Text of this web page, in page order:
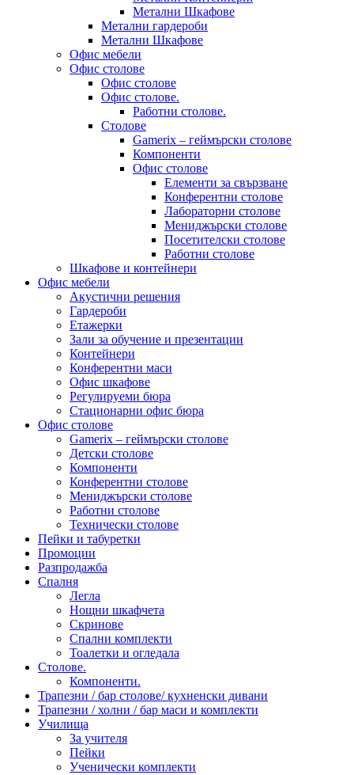
Метални Шкафове
Метални гардероби
Метални Шкафове
Офис мебели
Офис столове
Офис столове
Офис столове.
Работни столове.
Столове
Gamerix – геймърски столове
Компоненти
Офис столове
Елементи за свързване
Конферентни столове
Лабораторни столове
Мениджърски столове
Посетителски столове
Работни столове
Шкафове и контейнери
Офис мебели
Акустични решения
Гардероби
Етажерки
Зали за обучение и презентации
Контейнери
Конферентни маси
Офис шкафове
Регулируеми бюра
Стационарни офис бюра
Офис столове
Gamerix – геймърски столове
Детски столове
Компоненти
Конферентни столове
Мениджърски столове
Работни столове
Технически столове
Пейки и табуретки
Промоции
Разпродажба
Спалня
Легла
Нощни шкафчета
Скринове
Спални комплекти
Тоалетки и огледала
Столове.
Компоненти.
Трапезни / бар столове/ кухненски дивани
Трапезни / холни / бар маси и комплекти
Училища
За учителя
Пейки
Ученически комплекти